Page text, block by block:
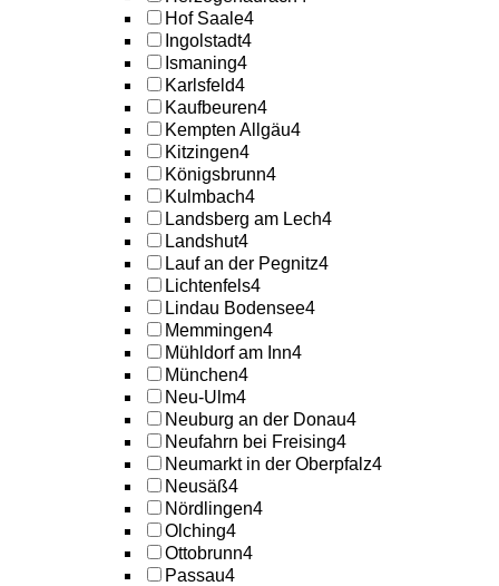
Hof Saale4
Ingolstadt4
Ismaning4
Karlsfeld4
Kaufbeuren4
Kempten Allgäu4
Kitzingen4
Königsbrunn4
Kulmbach4
Landsberg am Lech4
Landshut4
Lauf an der Pegnitz4
Lichtenfels4
Lindau Bodensee4
Memmingen4
Mühldorf am Inn4
München4
Neu-Ulm4
Neuburg an der Donau4
Neufahrn bei Freising4
Neumarkt in der Oberpfalz4
Neusäß4
Nördlingen4
Olching4
Ottobrunn4
Passau4